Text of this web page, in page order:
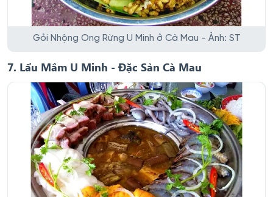
Gỏi Nhộng Ong Rừng U Minh ở Cà Mau - Ảnh: ST
7. Lẩu Mắm U Minh - Đặc Sản Cà Mau